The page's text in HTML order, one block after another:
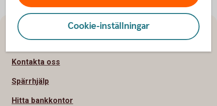
Cookie-inställningar
Sidfot
Hitta snabbt
Kontakta oss
Spärrhjälp
Hitta bankkontor